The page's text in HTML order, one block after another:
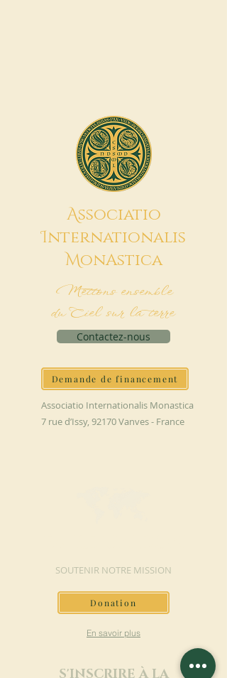
Associatio
Internationalis
MonAstica
Mettons ensemble
du Ciel sur la terre
Contactez-nous
Demande de financement
Associatio Internationalis Monastica
7 rue d’Issy, 92170 Vanves - France
SOUTENIR NOTRE MISSION
Donation
En savoir plus
S'INSCRIRE À LA